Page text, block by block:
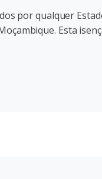
por qualquer
Esta